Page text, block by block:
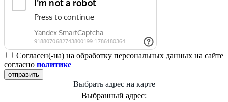
Согласен(-на) на обработку персональных данных на сайте
согласно политике
отправить
Выбрать адрес на карте
Выбранный адрес: